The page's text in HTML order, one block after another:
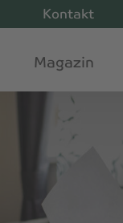
Magazin
Kontakt